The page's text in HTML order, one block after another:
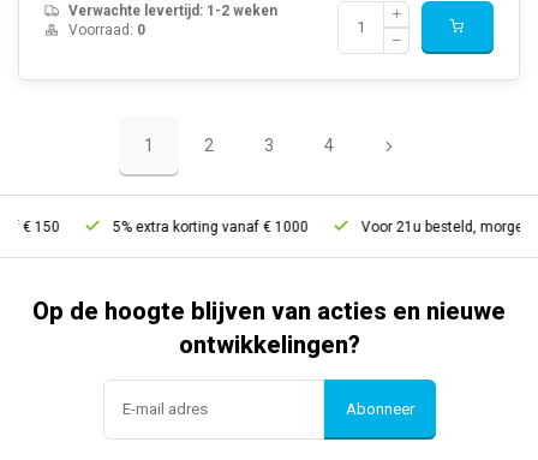
Verwachte levertijd: 1-2 weken
Voorraad: 0
1 2 3 4
5% extra korting vanaf € 1000 Voor 21u besteld, morgen in huis*
Op de hoogte blijven van acties en nieuwe
ontwikkelingen?
Abonneer